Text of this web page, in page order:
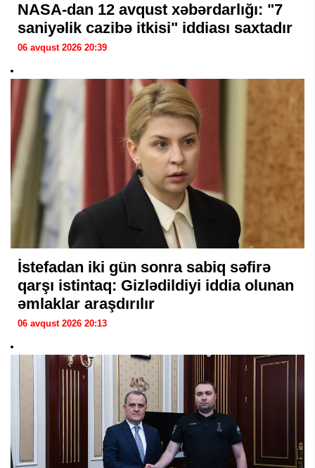
NASA-dan 12 avqust xəbərdarlığı: "7
saniyəlik cazibə itkisi" iddiası saxtadır
06 avqust 2026 20:39
İstefadan iki gün sonra sabiq səfirə
qarşı istintaq: Gizlədildiyi iddia olunan
əmlaklar araşdırılır
06 avqust 2026 20:13